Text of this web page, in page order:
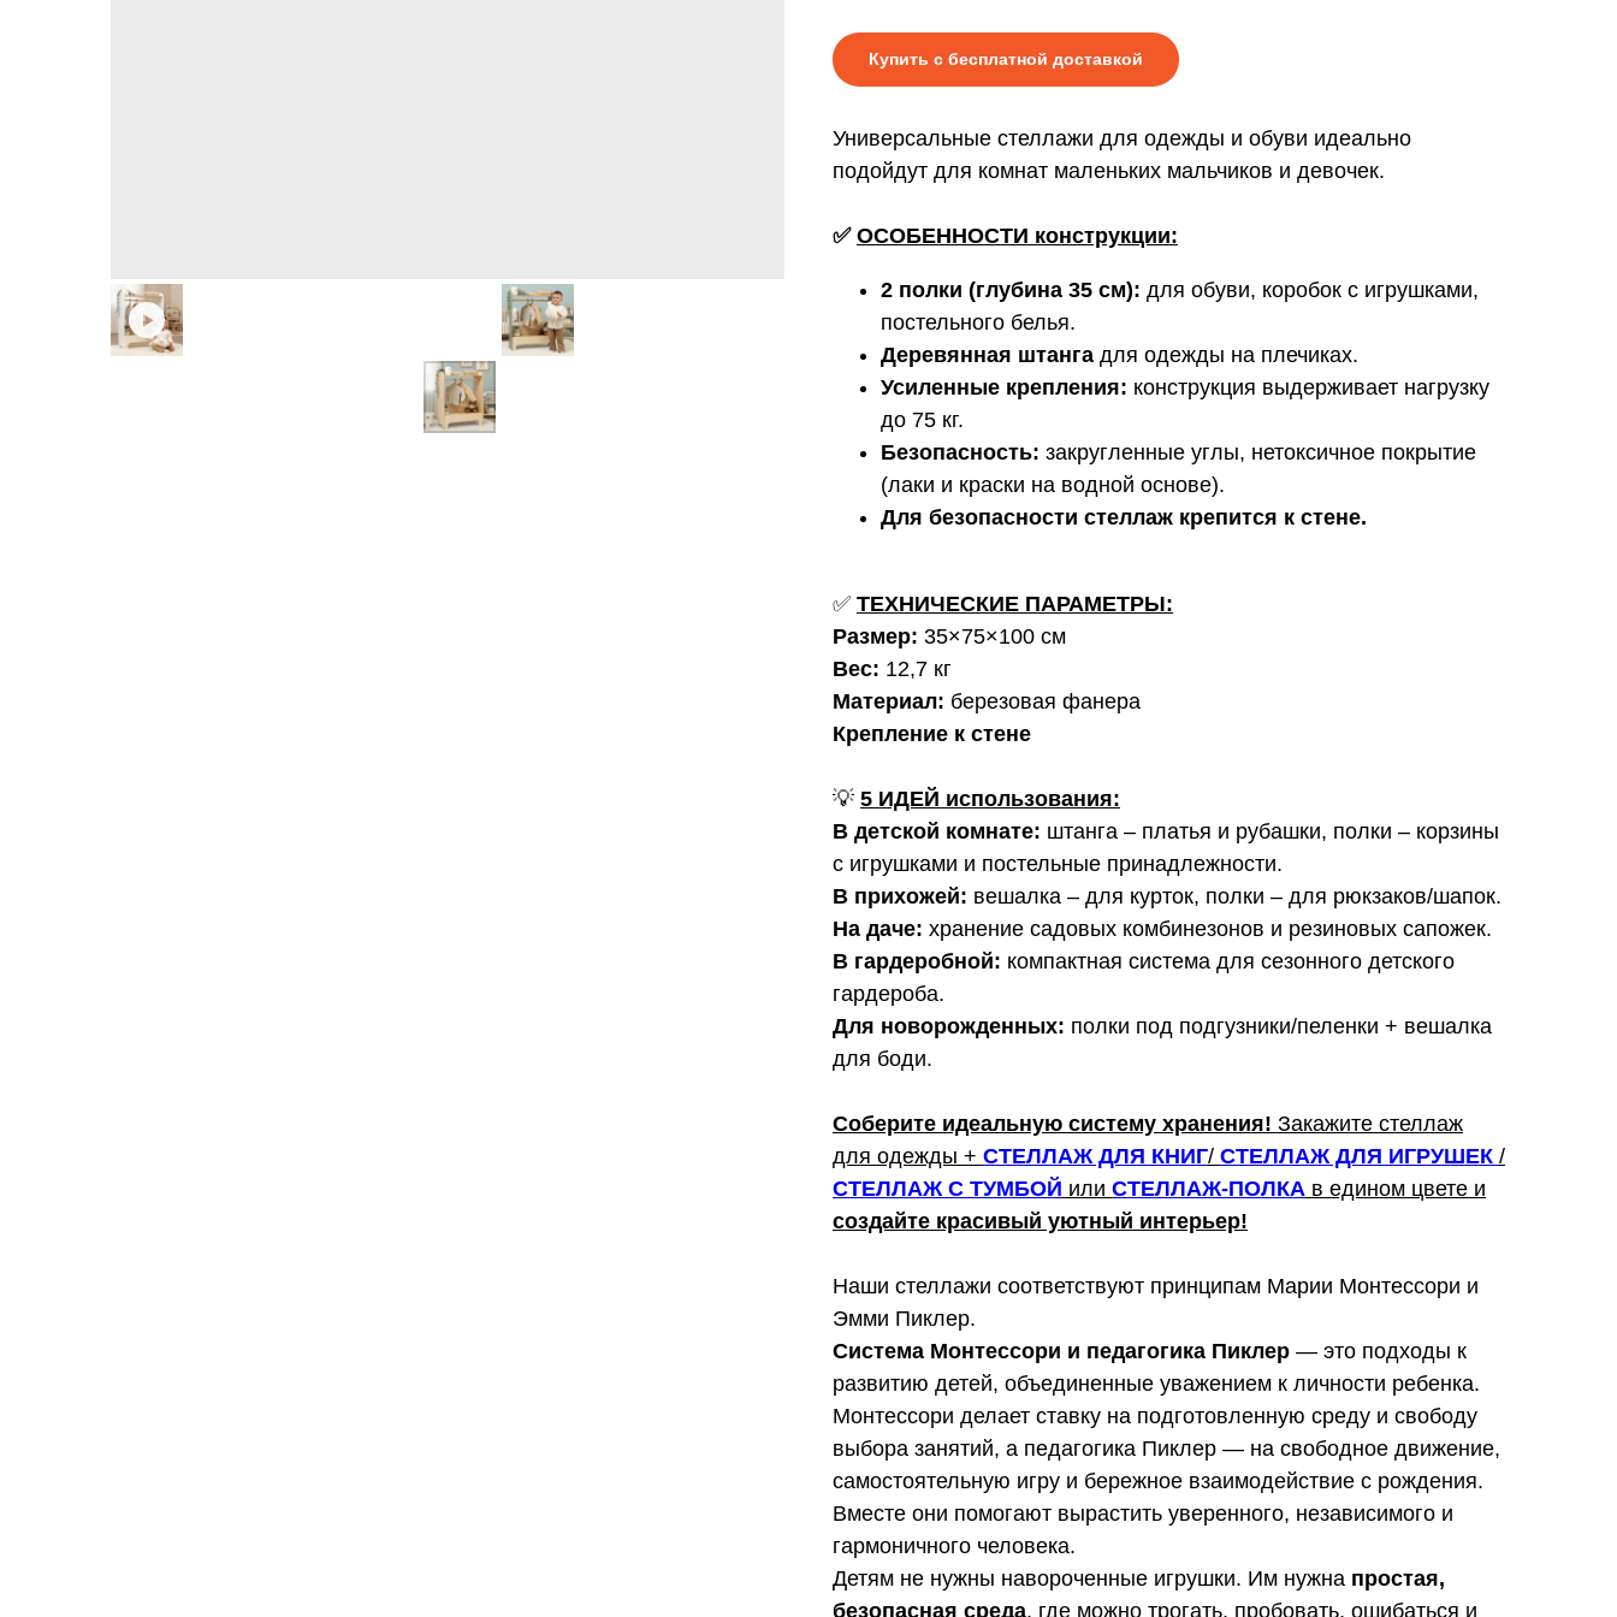
Купить с бесплатной доставкой
Универсальные стеллажи для одежды и обуви идеально
подойдут для комнат маленьких мальчиков и девочек.
✅ ОСОБЕННОСТИ конструкции:
2 полки (глубина 35 см): для обуви, коробок с игрушками,
постельного белья.
Деревянная штанга для одежды на плечиках.
Усиленные крепления: конструкция выдерживает нагрузку
до 75 кг.
Безопасность: закругленные углы, нетоксичное покрытие
(лаки и краски на водной основе).
Для безопасности стеллаж крепится к стене.
✅ ТЕХНИЧЕСКИЕ ПАРАМЕТРЫ:
Размер: 35×75×100 см
Вес: 12,7 кг
Материал: березовая фанера
Крепление к стене
💡 5 ИДЕЙ использования:
В детской комнате: штанга – платья и рубашки, полки – корзины
с игрушками и постельные принадлежности.
В прихожей: вешалка – для курток, полки – для рюкзаков/шапок.
На даче: хранение садовых комбинезонов и резиновых сапожек.
В гардеробной: компактная система для сезонного детского
гардероба.
Для новорожденных: полки под подгузники/пеленки + вешалка
для боди.
Соберите идеальную систему хранения! Закажите стеллаж
для одежды + СТЕЛЛАЖ ДЛЯ КНИГ/ СТЕЛЛАЖ ДЛЯ ИГРУШЕК /
СТЕЛЛАЖ С ТУМБОЙ или СТЕЛЛАЖ-ПОЛКА в едином цвете и
создайте красивый уютный интерьер!
Наши стеллажи соответствуют принципам Марии Монтессори и
Эмми Пиклер.
Система Монтессори и педагогика Пиклер — это подходы к
развитию детей, объединенные уважением к личности ребенка.
Монтессори делает ставку на подготовленную среду и свободу
выбора занятий, а педагогика Пиклер — на свободное движение,
самостоятельную игру и бережное взаимодействие с рождения.
Вместе они помогают вырастить уверенного, независимого и
гармоничного человека.
Детям не нужны навороченные игрушки. Им нужна простая,
безопасная среда, где можно трогать, пробовать, ошибаться и